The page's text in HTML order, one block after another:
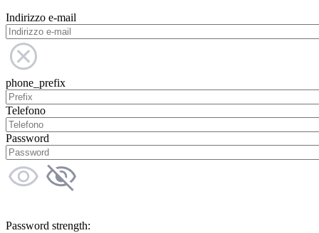
Indirizzo e-mail
phone_prefix
Telefono
Password
Password strength: